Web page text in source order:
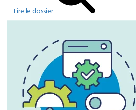
Lire le dossier